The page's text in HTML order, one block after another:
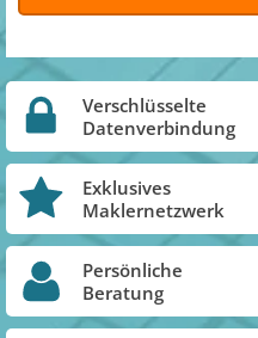
Verschlüsselte
Datenverbindung
Exklusives
Maklernetzwerk
Persönliche
Beratung